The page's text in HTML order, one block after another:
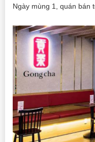
Ngày mùng 1, quán bán